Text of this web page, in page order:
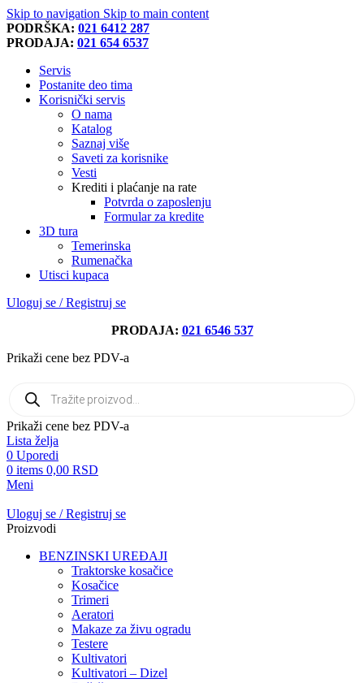
Skip to navigation Skip to main content
PODRŠKA: 021 6412 287
PRODAJA: 021 654 6537
Servis
Postanite deo tima
Korisnički servis
O nama
Katalog
Saznaj više
Saveti za korisnike
Vesti
Krediti i plaćanje na rate
Potvrda o zaposlenju
Formular za kredite
3D tura
Temerinska
Rumenačka
Utisci kupaca
Uloguj se / Registruj se
PRODAJA: 021 6546 537
Prikaži cene bez PDV-a
search
Prikaži cene bez PDV-a
Lista želja
0 Uporedi
0 items 0,00 RSD
Meni
Uloguj se / Registruj se
Proizvodi
BENZINSKI UREĐAJI
Traktorske kosačice
Kosačice
Trimeri
Aeratori
Makaze za živu ogradu
Testere
Kultivatori
Kultivatori – Dizel